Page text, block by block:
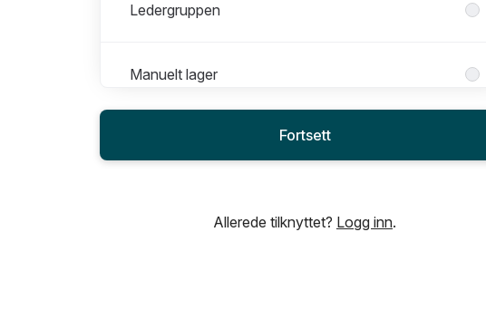
Ledergruppen
Manuelt lager
Prosjekt, system og teknisk
Fortsett
Allerede tilknyttet? Logg inn.